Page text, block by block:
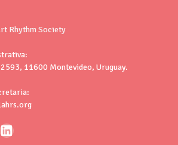
Rhythm Society
11600 Montevideo, Uruguay.